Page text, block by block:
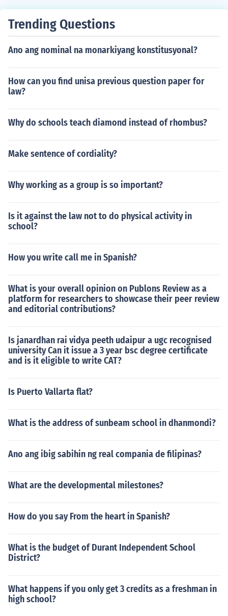
Trending Questions
Ano ang nominal na monarkiyang konstitusyonal?
How can you find unisa previous question paper for
law?
Why do schools teach diamond instead of rhombus?
Make sentence of cordiality?
Why working as a group is so important?
Is it against the law not to do physical activity in
school?
How you write call me in Spanish?
What is your overall opinion on Publons Review as a
platform for researchers to showcase their peer review
and editorial contributions?
Is janardhan rai vidya peeth udaipur a ugc recognised
university Can it issue a 3 year bsc degree certificate
and is it eligible to write CAT?
Is Puerto Vallarta flat?
What is the address of sunbeam school in dhanmondi?
Ano ang ibig sabihin ng real compania de filipinas?
What are the developmental milestones?
How do you say From the heart in Spanish?
What is the budget of Durant Independent School
District?
What happens if you only get 3 credits as a freshman in
high school?